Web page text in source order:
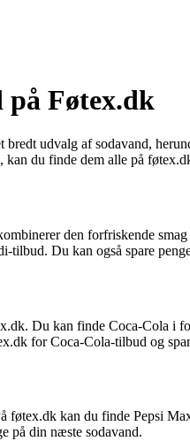
på Føtex.dk
udvalg af sodavand,
du finde dem alle på
den forfriskende
Du kan også spare
Du kan finde Coca-Cola i
for Coca-Cola-tilbud og
kan du finde Pepsi
på din næste sodavand.